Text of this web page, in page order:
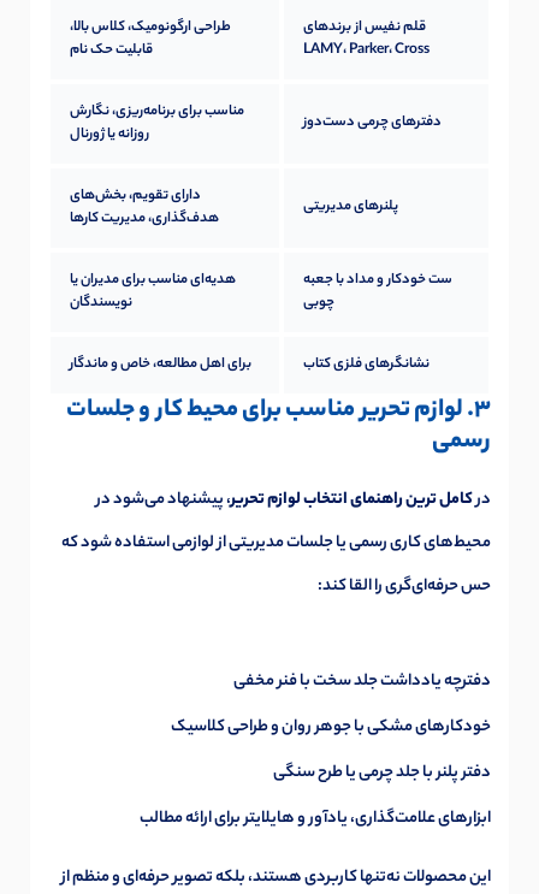
قلم نفیس از برندهای
LAMY، Parker، Cross
طراحی ارگونومیک، کلاس بالا،
قابلیت حک نام
دفترهای چرمی دست‌دوز
مناسب برای برنامه‌ریزی، نگارش
روزانه یا ژورنال
پلنرهای مدیریتی
دارای تقویم، بخش‌های
هدف‌گذاری، مدیریت کارها
ست خودکار و مداد با جعبه
چوبی
هدیه‌ای مناسب برای مدیران یا
نویسندگان
نشانگرهای فلزی کتاب برای اهل مطالعه، خاص و ماندگار
3. لوازم تحریر مناسب برای محیط کار و جلسات
رسمی
درکامل ترین راهنمای انتخاب لوازم تحریر، پیشنهاد می‌شود در
محیط‌های کاری رسمی یا جلسات مدیریتی از لوازمی استفاده شود که
حس حرفه‌ای‌گری را القا کند:
دفترچه یادداشت جلد سخت با فنر مخفی
خودکارهای مشکی با جوهر روان و طراحی کلاسیک
دفتر پلنر با جلد چرمی یا طرح سنگی
ابزارهای علامت‌گذاری، یادآور و هایلایتر برای ارائه مطالب
این محصولات نه‌تنها کاربردی هستند، بلکه تصویر حرفه‌ای و منظم از